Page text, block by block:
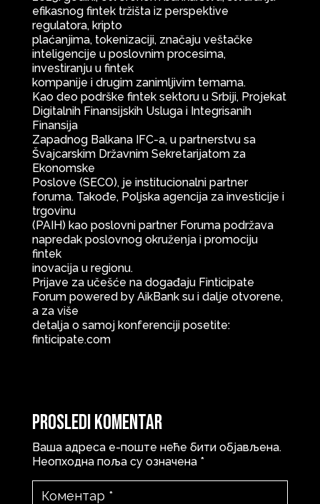
efikasnog fintek tržišta iz perspektive
regulatora, kripto
plaćanjima, tokenizaciji, značaju veštačke
inteligencije u poslovnim procesima,
investiranju u fintek
kompanije i drugim zanimljivim temama.
Kao deo podrške fintek sektoru u Srbiji, Projekat
Digitalnih Finansijskih Usluga i Integrisanih
Finansija
Zapadnog Balkana IFC-a, u partnerstvu sa
Švajcarskim Državnim Sekretarijatom za
Ekonomske
Poslove (SECO), je institucionalni partner
foruma. Takođe, Poljska agencija za investicije i
trgovinu
(PAIH) kao poslovni partner Foruma podržava
napredak poslovnog okruženja i promociju
fintek
inovacija u regionu.
Prijave za učešće na događaju Finticipate
Forum powered by AikBank su i dalje otvorene,
a za više
detalja o samoj konferenciji posetite:
finticipate.com
Prosledi komentar
Ваша адреса е-поште неће бити објављена.
Неопходна поља су означена *